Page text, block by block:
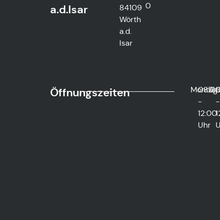
a.d.Isar
84109
Wörth
a.d.
Isar
0
Öffnungszeiten Montag
08:00
-
12:00
Uhr
-